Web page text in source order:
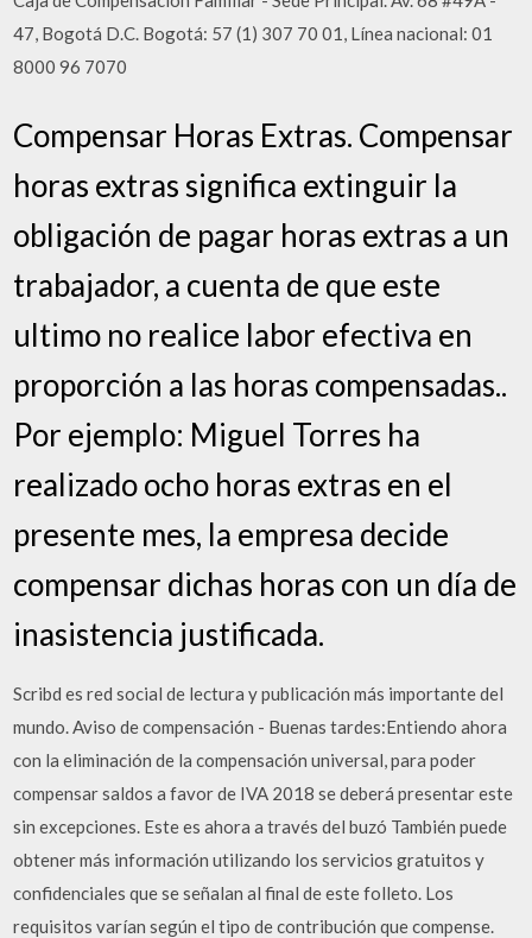
47, Bogotá D.C. Bogotá: 57 (1) 307 70 01, Línea nacional: 01
8000 96 7070
Compensar Horas Extras. Compensar
horas extras significa extinguir la
obligación de pagar horas extras a un
trabajador, a cuenta de que este
ultimo no realice labor efectiva en
proporción a las horas compensadas..
Por ejemplo: Miguel Torres ha
realizado ocho horas extras en el
presente mes, la empresa decide
compensar dichas horas con un día de
inasistencia justificada.
Scribd es red social de lectura y publicación más importante del
mundo. Aviso de compensación - Buenas tardes:Entiendo ahora
con la eliminación de la compensación universal, para poder
compensar saldos a favor de IVA 2018 se deberá presentar este
sin excepciones. Este es ahora a través del buzó También puede
obtener más información utilizando los servicios gratuitos y
confidenciales que se señalan al final de este folleto. Los
requisitos varían según el tipo de contribución que compense.